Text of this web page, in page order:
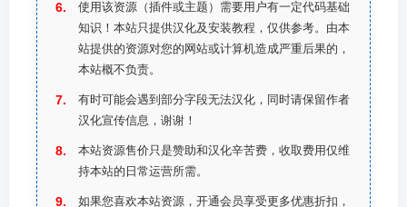
使用该资源（插件或主题）需要用户有一定代码基础
知识！本站只提供汉化及安装教程，仅供参考。由本
站提供的资源对您的网站或计算机造成严重后果的，
本站概不负责。
有时可能会遇到部分字段无法汉化，同时请保留作者
汉化宣传信息，谢谢！
本站资源售价只是赞助和汉化辛苦费，收取费用仅维
持本站的日常运营所需。
如果您喜欢本站资源，开通会员享受更多优惠折扣，